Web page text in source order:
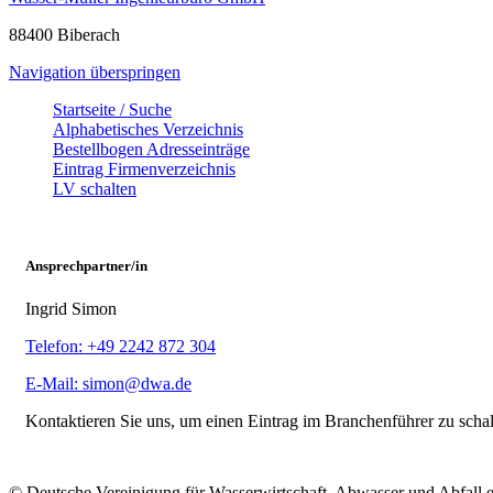
88400 Biberach
Navigation überspringen
Startseite / Suche
Alphabetisches Verzeichnis
Bestellbogen Adresseinträge
Eintrag Firmenverzeichnis
LV schalten
Ansprechpartner/in
Ingrid Simon
Telefon: +49 2242 872 304
E-Mail: simon@dwa.de
Kontaktieren Sie uns, um einen Eintrag im Branchenführer zu